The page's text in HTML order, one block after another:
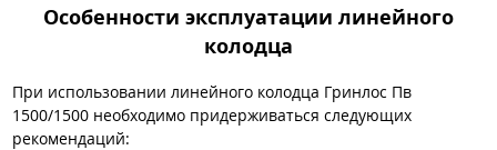
Особенности эксплуатации линейного
колодца
При использовании линейного колодца Гринлос Пв
1500/1500 необходимо придерживаться следующих
рекомендаций: